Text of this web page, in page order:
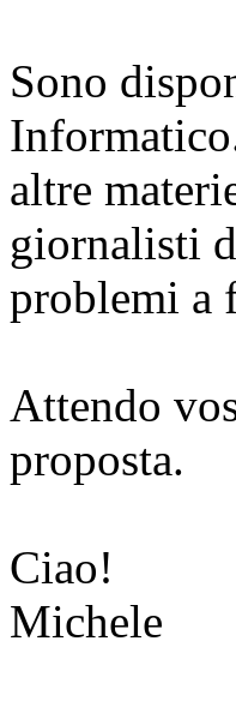
Sono
altre
giornalisti
problemi a
Attendo
proposta.
Ciao!
Michele